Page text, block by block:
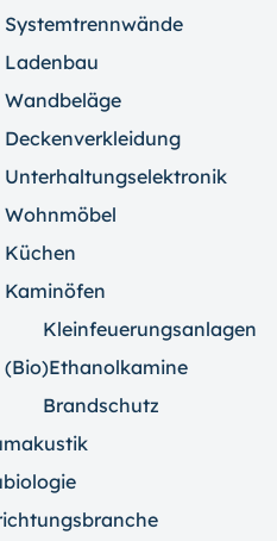
Systemtrennwände
Ladenbau
Wandbeläge
Deckenverkleidung
Unterhaltungselektronik
Wohnmöbel
Küchen
Kaminöfen
Kleinfeuerungsanlagen
(Bio)Ethanolkamine
Brandschutz